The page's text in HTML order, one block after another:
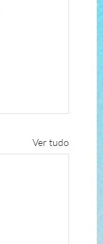
Ver tudo